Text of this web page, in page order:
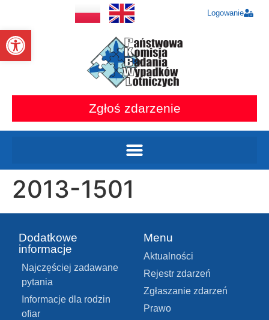
Otwórz pasek narzędzi
Logowanie
Zgłoś zdarzenie
2013-1501
Dodatkowe
informacje
Najczęściej zadawane
pytania
Informacje dla rodzin
ofiar
Menu
Aktualności
Rejestr zdarzeń
Zgłaszanie zdarzeń
Prawo